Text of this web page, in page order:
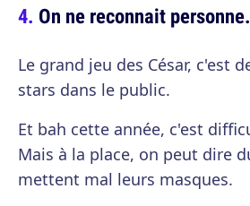
On ne reconnait personne.
Le grand jeu des César, c'est
stars dans le public.
Et bah cette année, c'est
Mais à la place, on peut dire
mettent mal leurs masques.